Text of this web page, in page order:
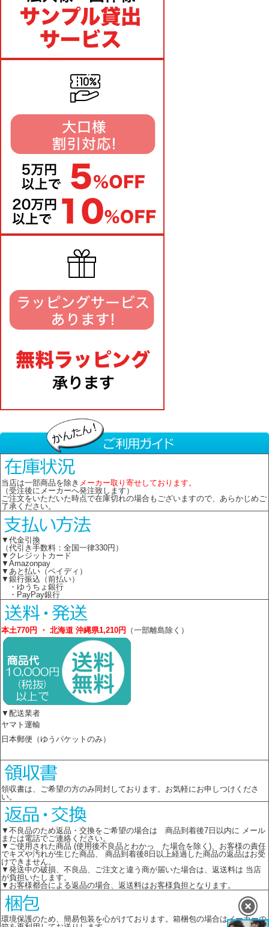
当店は一部商品を除き メーカー取り寄せしております。
（受注後にメーカーへ発注致します）
ご注文をいただいた時点で在庫切れの場合もございますので、あらかじめご
了承ください。
▼代金引換
（代引き手数料：全国一律330円）
▼クレジットカード
▼Amazonpay
▼あと払い（ペイディ）
▼銀行振込（前払い）
・ゆうちょ銀行
・PayPay銀行
本土770円 ・ 北海道 沖縄県1,210円 （一部離島除く）
▼配送業者
ヤマト運輸
日本郵便（ゆうパケットのみ）
領収書は、ご希望の方のみ同封しております。お気軽にお申しつけくださ
い。
▼不良品のため返品・交換をご希望の場合は 商品到着後7日以内に メール
または電話でご連絡ください。
▼ご使用された商品 (使用後不良品とわかっ た場合を除く)、お客様の責任
でキズや汚れが生じた商品、 商品到着後8日以上経過した商品の返品はお受
けできません。
▼発送中の破損、不良品、ご注文と違う商が届いた場合は、返送料は 当店
が負担いたします。
▼お客様都合による返品の場合、返送料はお客様負担となります。
環境保護のため、簡易包装を心がけております。箱梱包の場合はメーカーの